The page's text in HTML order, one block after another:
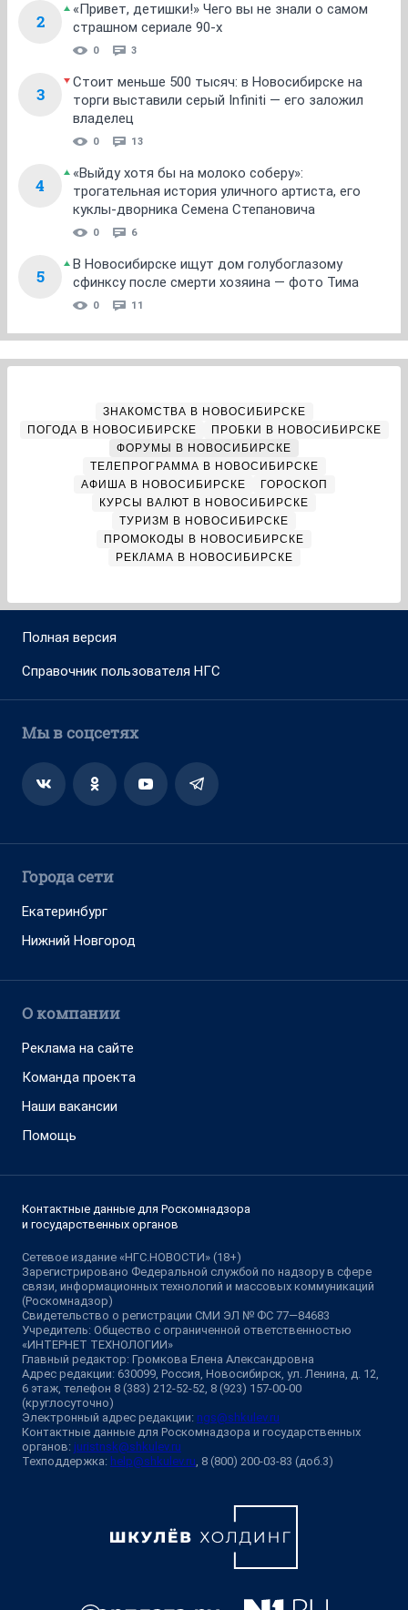
2
«Привет, детишки!» Чего вы не знали о самом
страшном сериале 90-х
0 3
3
Стоит меньше 500 тысяч: в Новосибирске на
торги выставили серый Infiniti — его заложил
владелец
0 13
4
«Выйду хотя бы на молоко соберу»:
трогательная история уличного артиста, его
куклы-дворника Семена Степановича
0 6
5
В Новосибирске ищут дом голубоглазому
сфинксу после смерти хозяина — фото Тима
0 11
ЗНАКОМСТВА В НОВОСИБИРСКЕ
ПОГОДА В НОВОСИБИРСКЕ
ПРОБКИ В НОВОСИБИРСКЕ
ФОРУМЫ В НОВОСИБИРСКЕ
ТЕЛЕПРОГРАММА В НОВОСИБИРСКЕ
АФИША В НОВОСИБИРСКЕ
ГОРОСКОП
КУРСЫ ВАЛЮТ В НОВОСИБИРСКЕ
ТУРИЗМ В НОВОСИБИРСКЕ
ПРОМОКОДЫ В НОВОСИБИРСКЕ
РЕКЛАМА В НОВОСИБИРСКЕ
Полная версия
Справочник пользователя НГС
Мы в соцсетях
Города сети
Екатеринбург
Нижний Новгород
О компании
Реклама на сайте
Команда проекта
Наши вакансии
Помощь
Контактные данные для Роскомнадзора
и государственных органов
Сетевое издание «НГС.НОВОСТИ» (18+)
Зарегистрировано Федеральной службой по надзору в сфере
связи, информационных технологий и массовых коммуникаций
(Роскомнадзор)
Свидетельство о регистрации СМИ ЭЛ № ФС 77—84683
Учредитель: Общество с ограниченной ответственностью
«ИНТЕРНЕТ ТЕХНОЛОГИИ»
Главный редактор: Громкова Елена Александровна
Адрес редакции: 630099, Россия, Новосибирск, ул. Ленина, д. 12,
6 этаж, телефон 8 (383) 212-52-52, 8 (923) 157-00-00
(круглосуточно)
Электронный адрес редакции: ngs@shkulev.ru
Контактные данные для Роскомнадзора и государственных
органов: juristnsk@shkulev.ru
Техподдержка: help@shkulev.ru, 8 (800) 200-03-83 (доб.3)